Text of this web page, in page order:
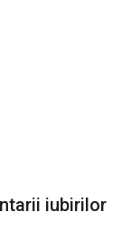
iubirilor